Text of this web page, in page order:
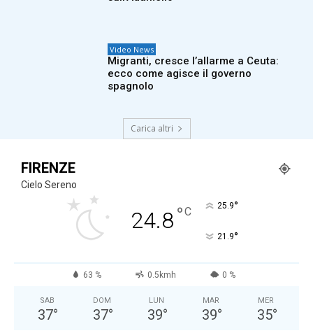
Video News
Migranti, cresce l’allarme a Ceuta:
ecco come agisce il governo
spagnolo
Carica altri
FIRENZE
Cielo Sereno
24.8°C 25.9°
21.9°
63 % 0.5kmh 0 %
SAB
37°
DOM
37°
LUN
39°
MAR
39°
MER
35°